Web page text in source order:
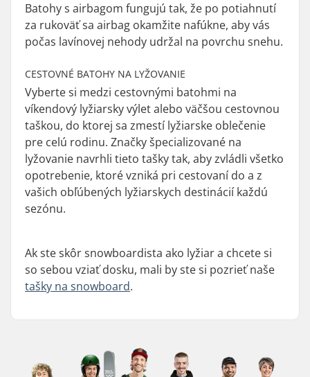
Batohy s airbagom fungujú tak, že po potiahnutí
za rukoväť sa airbag okamžite nafúkne, aby vás
počas lavínovej nehody udržal na povrchu snehu.
CESTOVNÉ BATOHY NA LYŽOVANIE
Vyberte si medzi cestovnými batohmi na
víkendový lyžiarsky výlet alebo väčšou cestovnou
taškou, do ktorej sa zmestí lyžiarske oblečenie
pre celú rodinu. Značky špecializované na
lyžovanie navrhli tieto tašky tak, aby zvládli všetko
opotrebenie, ktoré vzniká pri cestovaní do a z
vašich obľúbených lyžiarskych destinácií každú
sezónu.
Ak ste skôr snowboardista ako lyžiar a chcete si
so sebou vziať dosku, mali by ste si pozrieť naše
tašky na snowboard.